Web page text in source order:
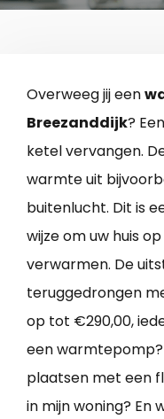
Overweeg jij een
Breezanddijk?
ketel vervangen.
warmte uit
buitenlucht. Dit is
wijze om uw huis
verwarmen. De
teruggedrongen
op tot €290,00,
een warmtepomp?
plaatsen met een
in mijn woning? En